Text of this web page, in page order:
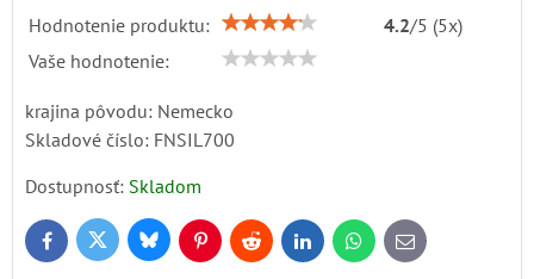
Hodnotenie produktu: 4.2/5 (5x)
Vaše hodnotenie:
krajina pôvodu: Nemecko
Skladové číslo: FNSIL700
Dostupnosť: Skladom
FacebookTwitter BlueskyPinterestReddit LinkedInWhatsApp
E-
mail